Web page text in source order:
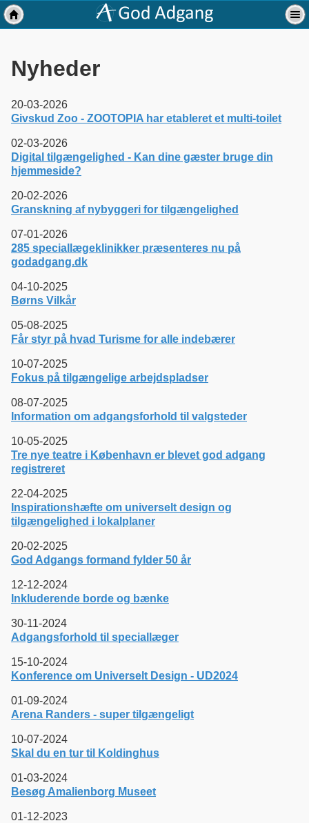
Nyheder
20-03-2026
Givskud Zoo - ZOOTOPIA har etableret et multi-toilet
02-03-2026
Digital tilgængelighed - Kan dine gæster bruge din
hjemmeside?
20-02-2026
Granskning af nybyggeri for tilgængelighed
07-01-2026
285 speciallægeklinikker præsenteres nu på
godadgang.dk
04-10-2025
Børns Vilkår
05-08-2025
Får styr på hvad Turisme for alle indebærer
10-07-2025
Fokus på tilgængelige arbejdspladser
08-07-2025
Information om adgangsforhold til valgsteder
10-05-2025
Tre nye teatre i København er blevet god adgang
registreret
22-04-2025
Inspirationshæfte om universelt design og
tilgængelighed i lokalplaner
20-02-2025
God Adgangs formand fylder 50 år
12-12-2024
Inkluderende borde og bænke
30-11-2024
Adgangsforhold til speciallæger
15-10-2024
Konference om Universelt Design - UD2024
01-09-2024
Arena Randers - super tilgængeligt
10-07-2024
Skal du en tur til Koldinghus
01-03-2024
Besøg Amalienborg Museet
01-12-2023